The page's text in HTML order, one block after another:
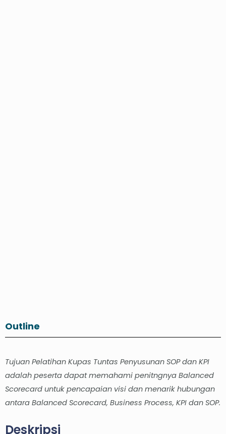
Outline
Tujuan Pelatihan Kupas Tuntas Penyusunan SOP dan KPI
adalah peserta dapat memahami penitngnya Balanced
Scorecard untuk pencapaian visi dan menarik hubungan
antara Balanced Scorecard, Business Process, KPI dan SOP.
Deskripsi